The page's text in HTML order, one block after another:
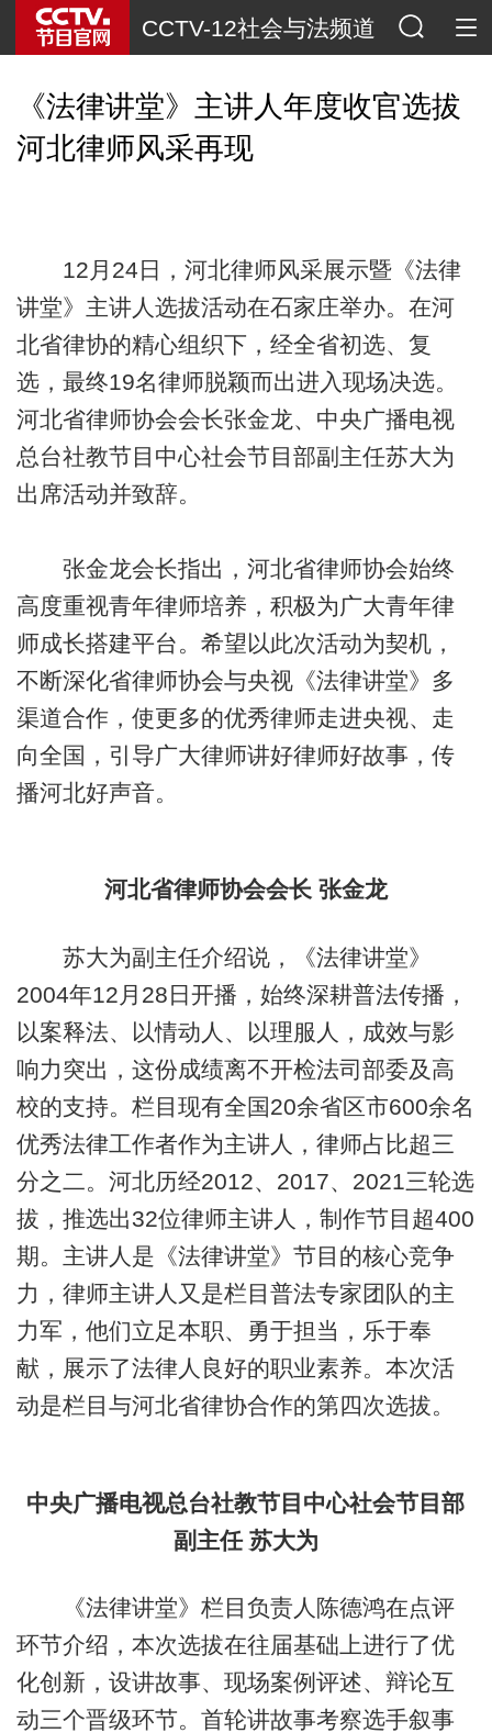
CCTV-12社会与法频道
《法律讲堂》主讲人年度收官选拔
河北律师风采再现
12月24日，河北律师风采展示暨《法律
讲堂》主讲人选拔活动在石家庄举办。在河
北省律协的精心组织下，经全省初选、复
选，最终19名律师脱颖而出进入现场决选。
河北省律师协会会长张金龙、中央广播电视
总台社教节目中心社会节目部副主任苏大为
出席活动并致辞。
张金龙会长指出，河北省律师协会始终
高度重视青年律师培养，积极为广大青年律
师成长搭建平台。希望以此次活动为契机，
不断深化省律师协会与央视《法律讲堂》多
渠道合作，使更多的优秀律师走进央视、走
向全国，引导广大律师讲好律师好故事，传
播河北好声音。
河北省律师协会会长 张金龙
苏大为副主任介绍说，《法律讲堂》
2004年12月28日开播，始终深耕普法传播，
以案释法、以情动人、以理服人，成效与影
响力突出，这份成绩离不开检法司部委及高
校的支持。栏目现有全国20余省区市600余名
优秀法律工作者作为主讲人，律师占比超三
分之二。河北历经2012、2017、2021三轮选
拔，推选出32位律师主讲人，制作节目超400
期。主讲人是《法律讲堂》节目的核心竞争
力，律师主讲人又是栏目普法专家团队的主
力军，他们立足本职、勇于担当，乐于奉
献，展示了法律人良好的职业素养。本次活
动是栏目与河北省律协合作的第四次选拔。
中央广播电视总台社教节目中心社会节目部
副主任 苏大为
《法律讲堂》栏目负责人陈德鸿在点评
环节介绍，本次选拔在往届基础上进行了优
化创新，设讲故事、现场案例评述、辩论互
动三个晋级环节。首轮讲故事考察选手叙事